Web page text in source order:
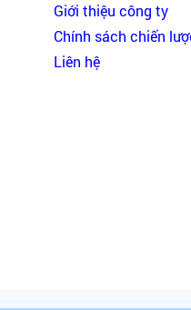
Giới thiệu công ty
Chính sách chiến
Liên hệ